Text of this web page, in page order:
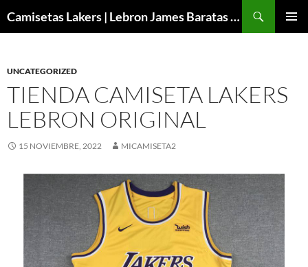
Camisetas Lakers | Lebron James Baratas 2024 – Micamisetanba
UNCATEGORIZED
TIENDA CAMISETA LAKERS
LEBRON ORIGINAL
15 NOVIEMBRE, 2022 MICAMISETA2